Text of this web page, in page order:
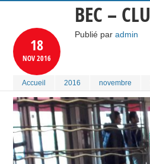
18
NOV2016
BEC –
Publié par admin
Accueil 2016 novembre